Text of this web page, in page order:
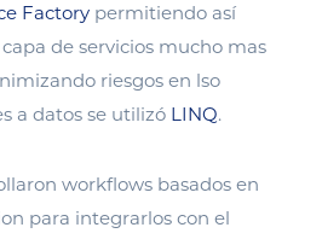
Factory permitiendo así
de servicios mucho mas
riesgos en lso
a datos se utilizó LINQ.
workflows basados en
para integrarlos con el